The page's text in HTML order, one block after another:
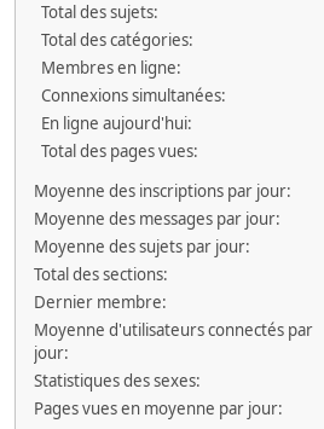
Total des sujets:
Total des catégories:
Membres en ligne:
Connexions simultanées:
En ligne aujourd'hui:
Total des pages vues:
Moyenne des inscriptions par jour:
Moyenne des messages par jour:
Moyenne des sujets par jour:
Total des sections:
Dernier membre:
Moyenne d'utilisateurs connectés par
jour:
Statistiques des sexes:
Pages vues en moyenne par jour: